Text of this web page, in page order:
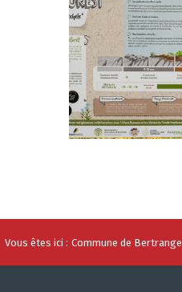
Vous êtes ici : Commune de Bertrange